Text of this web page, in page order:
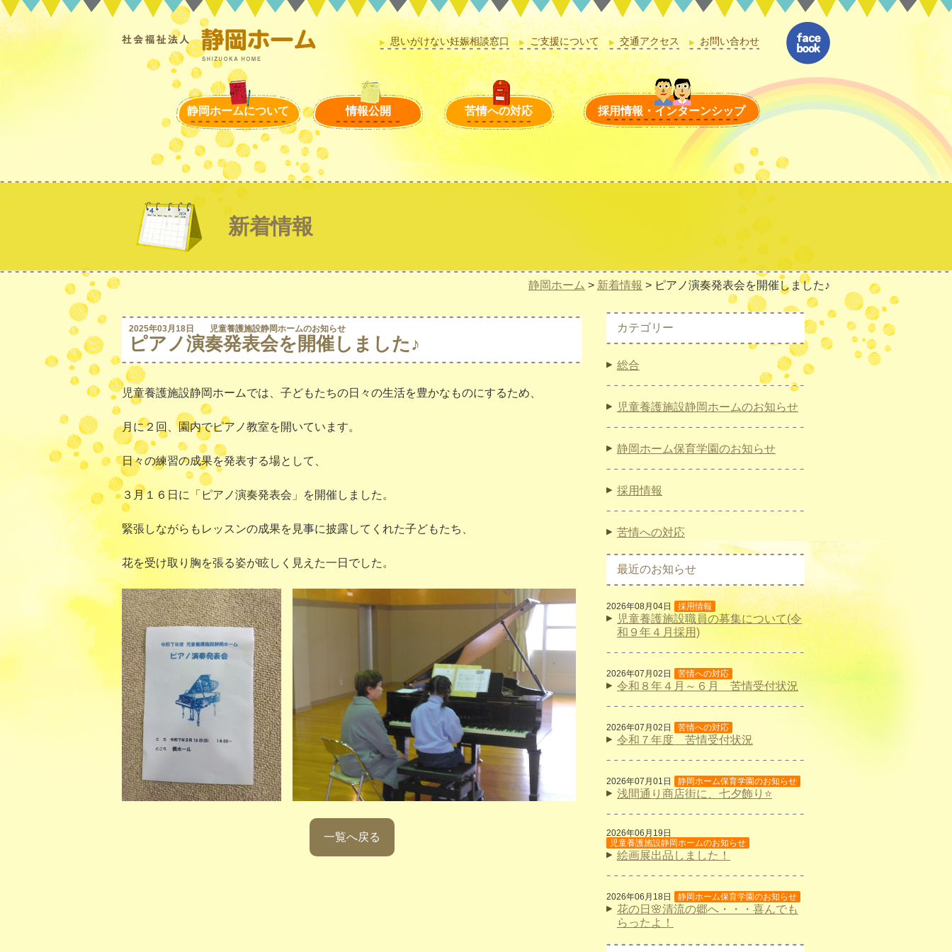
静岡ホームについて 情報公開 苦情への対応 採用情報・インターンシップ
思いがけない妊娠相談窓口 ご支援について 交通アクセス お問い合わせ
新着情報
静岡ホーム > 新着情報 > ピアノ演奏発表会を開催しました♪
2025年03月18日 児童養護施設静岡ホームのお知らせ
ピアノ演奏発表会を開催しました♪
児童養護施設静岡ホームでは、子どもたちの日々の生活を豊かなものにするため、
月に２回、園内でピアノ教室を開いています。
日々の練習の成果を発表する場として、
３月１６日に「ピアノ演奏発表会」を開催しました。
緊張しながらもレッスンの成果を見事に披露してくれた子どもたち、
花を受け取り胸を張る姿が眩しく見えた一日でした。
一覧へ戻る
カテゴリー
総合
児童養護施設静岡ホームのお知らせ
静岡ホーム保育学園のお知らせ
採用情報
苦情への対応
最近のお知らせ
2026年08月04日 採用情報
児童養護施設職員の募集について(令
和９年４月採用)
2026年07月02日 苦情への対応
令和８年４月～６月 苦情受付状況
2026年07月02日 苦情への対応
令和７年度 苦情受付状況
2026年07月01日 静岡ホーム保育学園のお知らせ
浅間通り商店街に、七夕飾り⭐
2026年06月19日
児童養護施設静岡ホームのお知らせ
絵画展出品しました！
2026年06月18日 静岡ホーム保育学園のお知らせ
花の日🌸清流の郷へ・・・喜んでも
らったよ！